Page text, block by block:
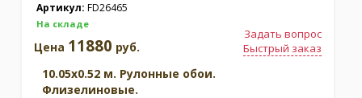
Артикул: FD26465
На складе
Задать вопрос
Быстрый заказ
Цена 11880 руб.
10.05x0.52 м. Рулонные обои.
Флизелиновые.